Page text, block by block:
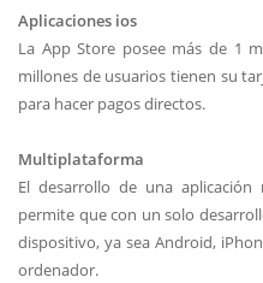
Aplicaciones ios
La App Store posee más de 1
millones de usuarios tienen su
para hacer pagos directos.
Multiplataforma
El desarrollo de una
permite que con un solo
dispositivo, ya sea Android,
ordenador.